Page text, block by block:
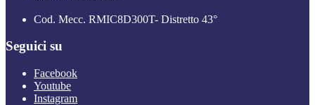
Cod. Mecc. RMIC8D300T- Distretto 43°
Seguici su
Facebook
Youtube
Instagram